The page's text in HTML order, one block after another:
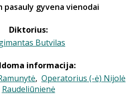
pasauly gyvena vienodai
Diktorius:
Butvilas
informacija:
, Operatorius (-ė) Nijolė
Raudeliūnienė